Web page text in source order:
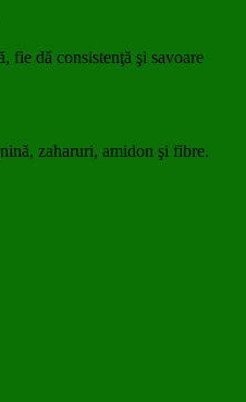
fie dă consistenţă şi savoare
zaharuri, amidon şi fibre.